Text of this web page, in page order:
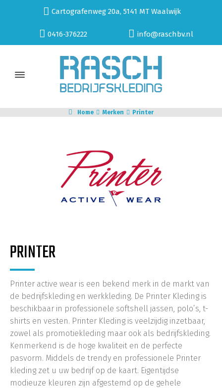
Cartografenweg 20a, 5141 MT Waalwijk
0416-376222 info@raschbv.nl
Home Merken Printer
PRINTER
Printer active wear is een bekend merk in de markt van
de bedrijfskleding en werkkleding. De Printer Kleding is
beschikbaar in professionele softshell jassen, polo’s, t-
shirts en vesten. Printer Kleding is veelzijdig inzetbaar,
zowel als promotiekleding maar ook als bedrijfskleding.
Kenmerkend is de hoge kwaliteit en de perfecte
pasvorm. Middels de trendy en professionele Printer
kleding zet u uw bedrijf op de kaart. Eigentijdse
modieuze kleuren zijn afgestemd op de gehele